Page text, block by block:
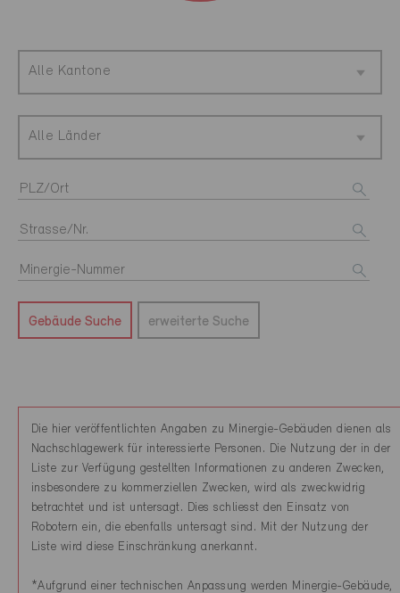
Alle Kantone
Alle Länder
Gebäude Suche erweiterte Suche
Die hier veröffentlichten Angaben zu Minergie-Gebäuden dienen als
Nachschlagewerk für interessierte Personen. Die Nutzung der in der
Liste zur Verfügung gestellten Informationen zu anderen Zwecken,
insbesondere zu kommerziellen Zwecken, wird als zweckwidrig
betrachtet und ist untersagt. Dies schliesst den Einsatz von
Robotern ein, die ebenfalls untersagt sind. Mit der Nutzung der
Liste wird diese Einschränkung anerkannt.
*Aufgrund einer technischen Anpassung werden Minergie-Gebäude,